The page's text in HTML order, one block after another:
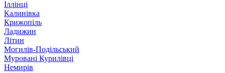
Іллінці
Калинівка
Крижопіль
Ладижин
Літин
Могилів-Подільський
Муровані Курилівці
Немирів